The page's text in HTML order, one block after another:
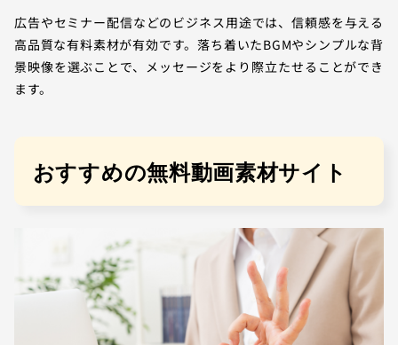
広告やセミナー配信などのビジネス用途では、信頼感を与える
高品質な有料素材が有効です。落ち着いたBGMやシンプルな背
景映像を選ぶことで、メッセージをより際立たせることができ
ます。
おすすめの無料動画素材サイト